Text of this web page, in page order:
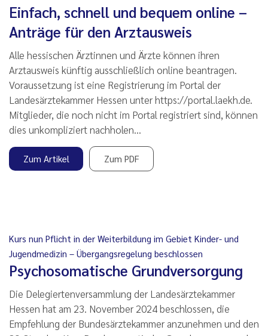
Einfach, schnell und bequem online –
Anträge für den Arztausweis
Alle hessischen Ärztinnen und Ärzte können ihren
Arztausweis künftig ausschließlich online beantragen.
Voraussetzung ist eine Registrierung im Portal der
Landesärztekammer Hessen unter https://portal.laekh.de.
Mitglieder, die noch nicht im Portal registriert sind, können
dies unkompliziert nachholen…
Zum Artikel Zum PDF
Kurs nun Pflicht in der Weiterbildung im Gebiet Kinder- und
Jugendmedizin – Übergangsregelung beschlossen
Psychosomatische Grundversorgung
Die Delegiertenversammlung der Landesärztekammer
Hessen hat am 23. November 2024 beschlossen, die
Empfehlung der Bundesärztekammer anzunehmen und den